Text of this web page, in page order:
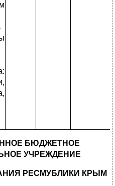
БЮДЖЕТНОЕ
УЧРЕЖДЕНИЕ
РЕСМУБЛИКИ КРЫМ